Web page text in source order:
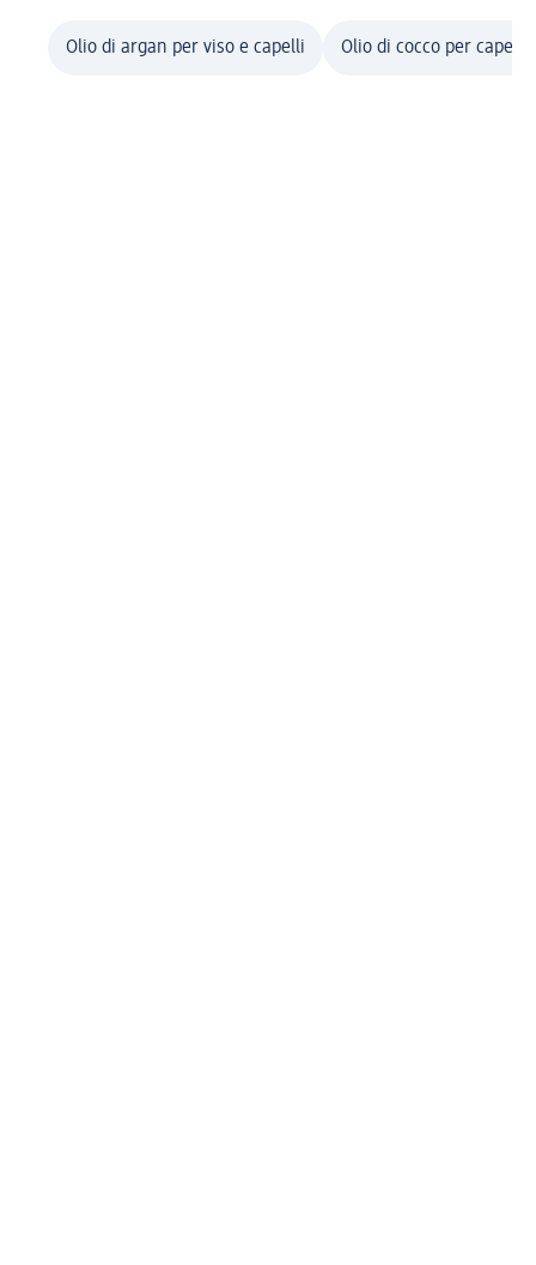
Olio di argan per viso e capelli Olio di cocco per capelli